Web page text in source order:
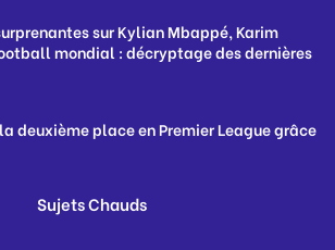
sur Kylian Mbappé, Karim
mondial : décryptage des dernières
deuxième place en Premier League grâce
Sujets Chauds